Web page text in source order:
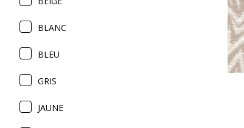
BLANC
BLEU
GRIS
JAUNE